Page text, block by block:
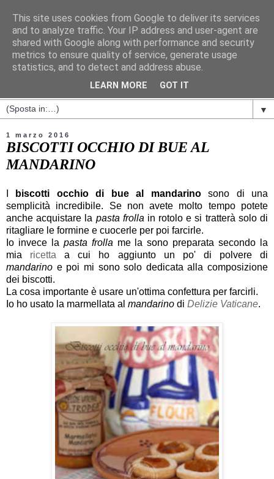
▼
1 marzo 2016
BISCOTTI OCCHIO DI BUE AL
MANDARINO
biscotti occhio di bue al mandarinosono di una
semplicità incredibile. Se non avete molto tempo potete
anche acquistare la pasta frolla in rotolo e si tratterà solo di
ritagliare le formine e cuocerle per poi farcirle.
Io invece la pasta frolla me la sono preparata secondo la
mia ricetta
a cui ho aggiunto un po' di polvere di
mandarino e poi mi sono solo dedicata alla composizione
dei biscotti.
La cosa importante è usare un'ottima confettura per farcirli.
Io ho usato la marmellata al mandarino di Delizie Vaticane.
This site uses cookies from Google to deliver its services
and to analyze traffic. Your IP address and user-agent are
shared with Google along with performance and security
metrics to ensure quality of service, generate usage
statistics, and to detect and address abuse.
LEARN MORE GOT IT